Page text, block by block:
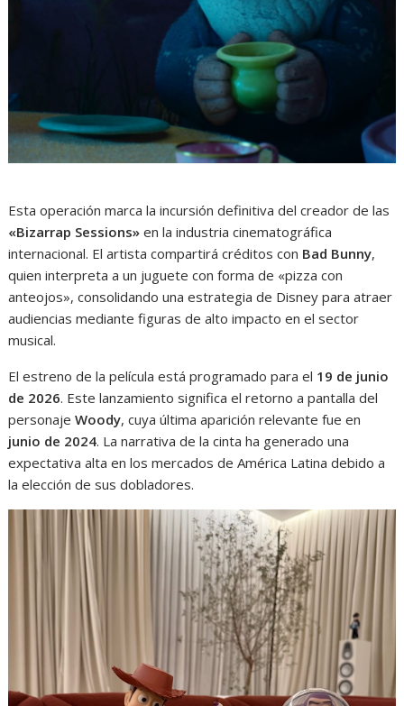
Esta operación marca la incursión definitiva del creador de las
«Bizarrap Sessions» en la industria cinematográfica
internacional. El artista compartirá créditos con Bad Bunny,
quien interpreta a un juguete con forma de «pizza con
anteojos», consolidando una estrategia de Disney para atraer
audiencias mediante figuras de alto impacto en el sector
musical.
El estreno de la película está programado para el 19 de junio
de 2026. Este lanzamiento significa el retorno a pantalla del
personajeWoody, cuya última aparición relevante fue en
junio de 2024. La narrativa de la cinta ha generado una
expectativa alta en los mercados de América Latina debido a
la elección de sus dobladores.